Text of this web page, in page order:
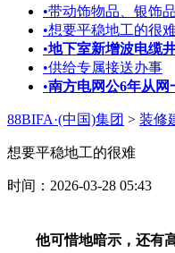
•带动饰物品、银饰
•想要平稳地工的很
•地下室新增波电缆
•供给专属接送办事
•南方电网公6年从
88BIFA·(中国)集团 > 装修
想要平稳地工的很难
时间：2026-03-28 05:43
他可惜地暗示，还有高